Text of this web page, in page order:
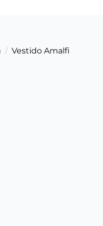
Vestido Amalfi